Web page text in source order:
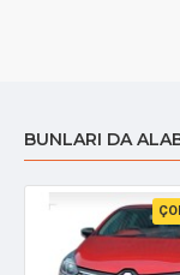
BUNLARI DA